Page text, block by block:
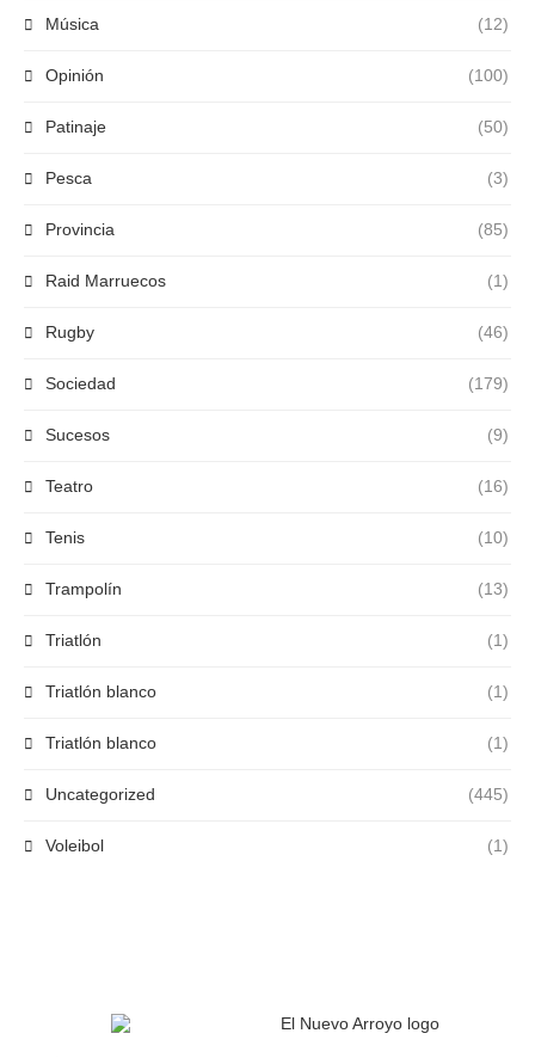
Música (12)
Opinión (100)
Patinaje (50)
Pesca (3)
Provincia (85)
Raid Marruecos (1)
Rugby (46)
Sociedad (179)
Sucesos (9)
Teatro (16)
Tenis (10)
Trampolín (13)
Triatlón (1)
Triatlón blanco (1)
Triatlón blanco (1)
Uncategorized (445)
Voleibol (1)